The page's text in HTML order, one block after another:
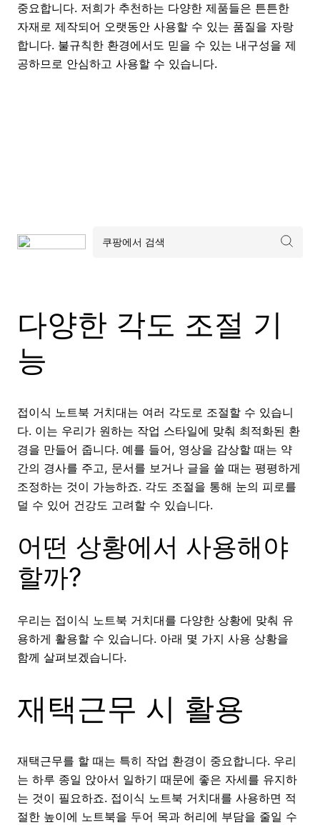
중요합니다. 저희가 추천하는 다양한 제품들은 튼튼한
자재로 제작되어 오랫동안 사용할 수 있는 품질을 자랑
합니다. 불규칙한 환경에서도 믿을 수 있는 내구성을 제
공하므로 안심하고 사용할 수 있습니다.
다양한 각도 조절 기
능
접이식 노트북 거치대는 여러 각도로 조절할 수 있습니
다. 이는 우리가 원하는 작업 스타일에 맞춰 최적화된 환
경을 만들어 줍니다. 예를 들어, 영상을 감상할 때는 약
간의 경사를 주고, 문서를 보거나 글을 쓸 때는 평평하게
조정하는 것이 가능하죠. 각도 조절을 통해 눈의 피로를
덜 수 있어 건강도 고려할 수 있습니다.
어떤 상황에서 사용해야
할까?
우리는 접이식 노트북 거치대를 다양한 상황에 맞춰 유
용하게 활용할 수 있습니다. 아래 몇 가지 사용 상황을
함께 살펴보겠습니다.
재택근무 시 활용
재택근무를 할 때는 특히 작업 환경이 중요합니다. 우리
는 하루 종일 앉아서 일하기 때문에 좋은 자세를 유지하
는 것이 필요하죠. 접이식 노트북 거치대를 사용하면 적
절한 높이에 노트북을 두어 목과 허리에 부담을 줄일 수